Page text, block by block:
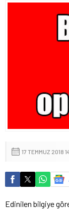
17 TEMMUZ 2018
Edinilen bilgiye